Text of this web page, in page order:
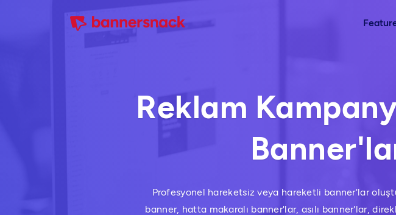
Reklam
Profesyonel hareketsiz veya hareketli banner'lar
banner, hatta makaralı banner'lar, asılı banner'lar,